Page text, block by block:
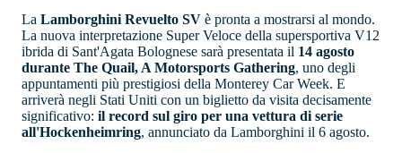
La Lamborghini Revuelto SV è pronta a mostrarsi al mondo.
La nuova interpretazione Super Veloce della supersportiva V12
ibrida di Sant'Agata Bolognese sarà presentata il 14 agosto
durante The Quail, A Motorsports Gathering, uno degli
appuntamenti più prestigiosi della Monterey Car Week. E
arriverà negli Stati Uniti con un biglietto da visita decisamente
significativo: il record sul giro per una vettura di serie
all'Hockenheimring, annunciato da Lamborghini il 6 agosto.